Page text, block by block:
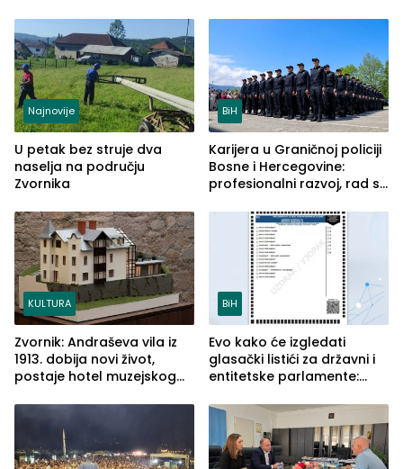
Najnovije
U petak bez struje dva
naselja na području
Zvornika
BiH
Karijera u Graničnoj policiji
Bosne i Hercegovine:
profesionalni razvoj, rad sa
služba građanima
KULTURA
Zvornik: Andraševa vila iz
1913. dobija novi život,
postaje hotel muzejskog
BiH
Evo kako će izgledati
glasački listići za državni i
entitetske parlamente:
vidljive na njima